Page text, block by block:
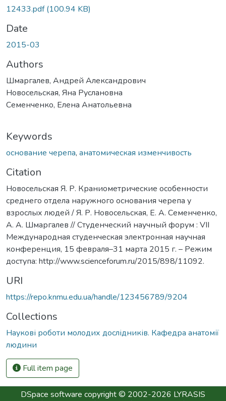
12433.pdf(100.94 KB)
Date
2015-03
Authors
Шмаргалев, Андрей Александрович
Новосельская, Яна Руслановна
Семенченко, Елена Анатольевна
Keywords
основание черепа, анатомическая изменчивость
Citation
Новосельская Я. Р. Краниометрические особенности
среднего отдела наружного основания черепа у
взрослых людей / Я. Р. Новосельская, Е. А. Семенченко,
А. А. Шмаргалев // Студенческий научный форум : VII
Международная студенческая электронная научная
конференция, 15 февраля–31 марта 2015 г. – Режим
доступа: http://www.scienceforum.ru/2015/898/11092.
URI
https://repo.knmu.edu.ua/handle/123456789/9204
Collections
Наукові роботи молодих дослідників. Кафедра анатомії
людини
Full item page
DSpace software copyright © 2002-2026 LYRASIS